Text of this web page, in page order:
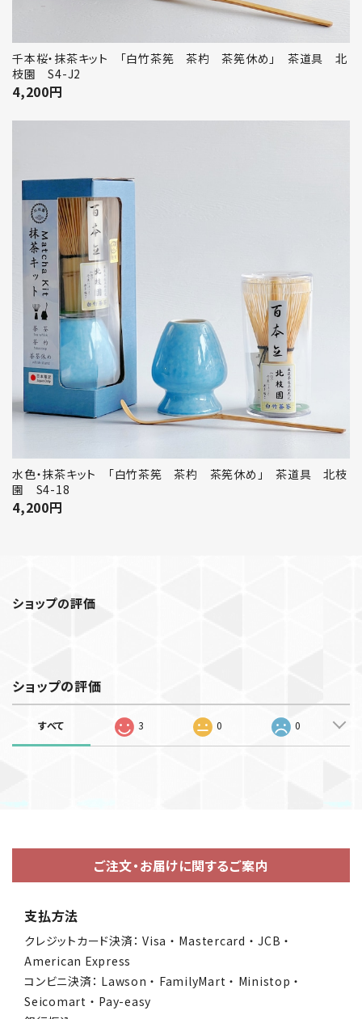
千本桜・抹茶キット 「白竹茶筅 茶杓 茶筅休め」 茶道具 北
枝園 S4-J2
4,200円
水色・抹茶キット 「白竹茶筅 茶杓 茶筅休め」 茶道具 北枝
園 S4-18
4,200円
ショップの評価
ショップの評価
すべて 3 0 0
ご注文・お届けに関するご案内
支払方法
クレジットカード決済： Visa ・ Mastercard ・ JCB ・
American Express
コンビニ決済： Lawson ・ FamilyMart ・ Ministop ・
Seicomart ・ Pay-easy